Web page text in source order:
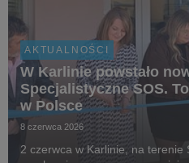
AKTUALNOŚCI
W Karlinie powstało
Specjalistyczne SOS.
w Polsce
8 czerwca 2026
2 czerwca w Karlinie, na terenie